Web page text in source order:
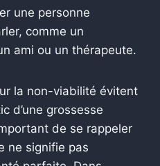
une personne
comme un
ami ou un thérapeute.
la non-viabilité évitent
d’une grossesse
de se rappeler
ne signifie pas